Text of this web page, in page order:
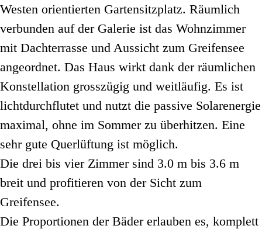
Westen orientierten Gartensitzplatz. Räumlich
verbunden auf der Galerie ist das Wohnzimmer
mit Dachterrasse und Aussicht zum Greifensee
angeordnet. Das Haus wirkt dank der räumlichen
Konstellation grosszügig und weitläufig. Es ist
lichtdurchflutet und nutzt die passive Solarenergie
maximal, ohne im Sommer zu überhitzen. Eine
sehr gute Querlüftung ist möglich.
Die drei bis vier Zimmer sind 3.0 m bis 3.6 m
breit und profitieren von der Sicht zum
Greifensee.
Die Proportionen der Bäder erlauben es, komplett